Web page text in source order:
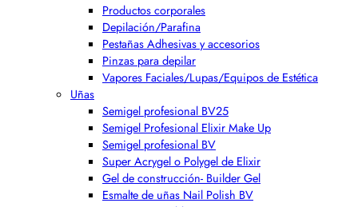
Productos corporales
Depilación/Parafina
Pestañas Adhesivas y accesorios
Pinzas para depilar
Vapores Faciales/Lupas/Equipos de Estética
Uñas
Semigel profesional BV25
Semigel Profesional Elixir Make Up
Semigel profesional BV
Super Acrygel o Polygel de Elixir
Gel de construcción- Builder Gel
Esmalte de uñas Nail Polish BV